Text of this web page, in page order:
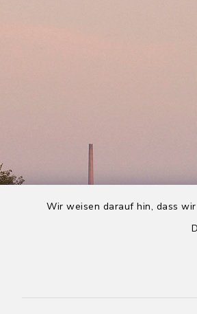
Wir weisen darauf hin, dass